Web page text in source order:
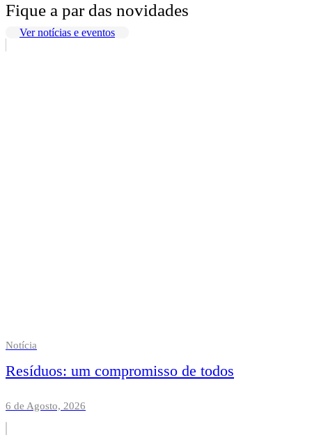
Fique a par das novidades
Ver notícias e eventos
Notícia
Resíduos: um compromisso de todos
6 de Agosto, 2026